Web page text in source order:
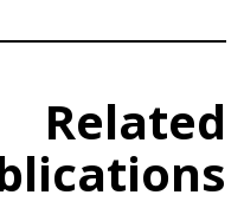
Related